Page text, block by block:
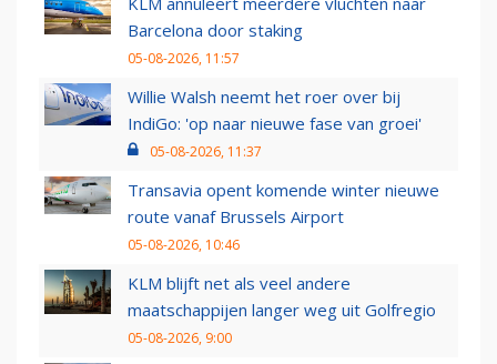
Barcelona door staking
05-08-2026, 11:57
Willie Walsh neemt het roer over bij
IndiGo: 'op naar nieuwe fase van groei'
05-08-2026, 11:37
Transavia opent komende winter nieuwe
route vanaf Brussels Airport
05-08-2026, 10:46
KLM blijft net als veel andere
maatschappijen langer weg uit Golfregio
05-08-2026, 9:00